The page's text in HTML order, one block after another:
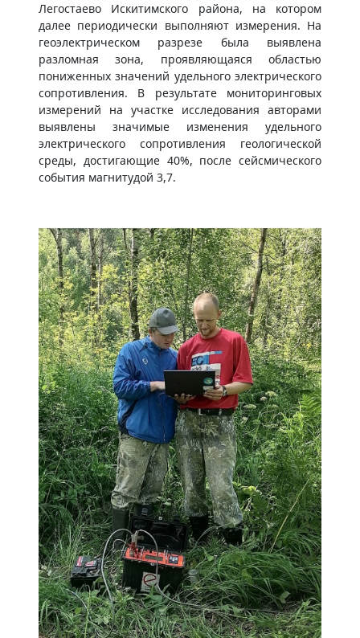
Легостаево Искитимского района, на котором
далее периодически выполняют измерения. На
геоэлектрическом разрезе была выявлена
разломная зона, проявляющаяся областью
пониженных значений удельного электрического
сопротивления. В результате мониторинговых
измерений на участке исследования авторами
выявлены значимые изменения удельного
электрического сопротивления геологической
среды, достигающие 40%, после сейсмического
события магнитудой 3,7.